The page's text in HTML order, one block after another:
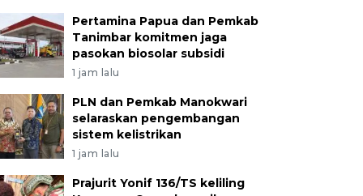
Pertamina Papua dan Pemkab
Tanimbar komitmen jaga
pasokan biosolar subsidi
1 jam lalu
PLN dan Pemkab Manokwari
selaraskan pengembangan
sistem kelistrikan
1 jam lalu
Prajurit Yonif 136/TS keliling